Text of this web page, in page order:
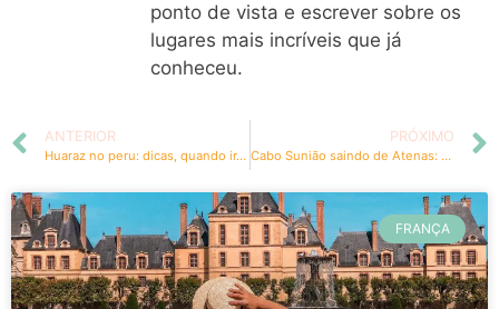
ponto de vista e escrever sobre os
lugares mais incríveis que já
conheceu.
ANTERIOR
Huaraz no peru: dicas, quando ir, o que fazer e mais
PRÓXIMO
Cabo Sunião saindo de Atenas: como chegar, visita ao Templo de Poseidon, roteiro e outras dicas
FRANÇA